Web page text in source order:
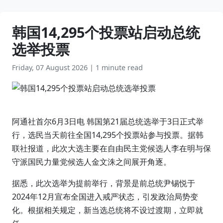
韩国14,295个投票站启动总统
选举投票
Friday, 07 August 2026 | 1 minute read
阿通社首尔6月3日电 韩国第21届总统选举于3日正式举
行，选民当天前往全国14,295个投票站参与投票。据韩
联社报道，此次大选主要在自由民主党候选人李在明与保
守派国民力量党候选人金文洙之间展开角逐。
据悉，此次选举为提前举行，背景是前总统尹锡悦于
2024年12月宣布全国进入戒严状态，引发政治局势变
化。根据相关规定，新当选总统将不设过渡期，立即就